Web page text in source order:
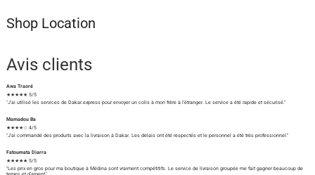
Shop Location
Avis clients
Awa Traoré
★★★★★ 5/5
"J'ai utilisé les services de Dakar.express pour envoyer un colis à mon frère à l'étranger. Le service a été rapide et sécurisé."
Mamadou Ba
★★★★☆ 4/5
"J'ai commandé des produits avec la livraison à Dakar. Les délais ont été respectés et le personnel a été très professionnel."
Fatoumata Diarra
★★★★★ 5/5
"Les prix en gros pour ma boutique à Médina sont vraiment compétitifs. Le service de livraison groupée me fait gagner beaucoup de